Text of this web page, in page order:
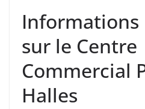
Informations
sur le Centre
Commercial
Halles